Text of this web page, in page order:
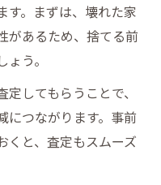
す。まずは、壊れた家
があるため、捨てる前
う。
してもらうことで、
につながります。事前
くと、査定もスムーズ